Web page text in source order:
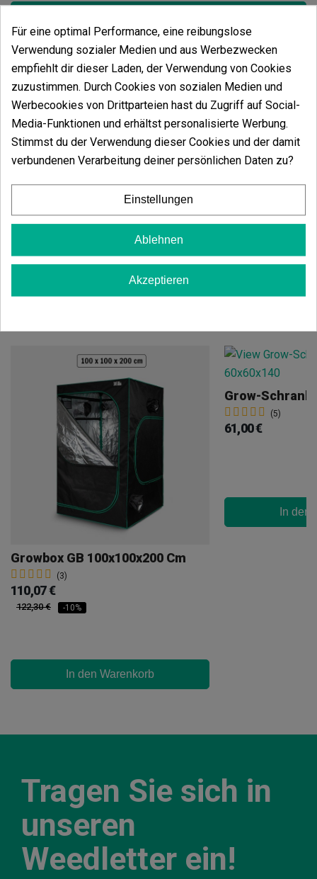
Meinungen vonArmario de cultivo
Dark Box 240x120x220cm
Es gibt keine Bewertungen in deiner Sprache. Sieh dir alle
an, indem du auf ‚Kommentare in anderen Sprachen‘ klickst.
Kommentare in anderen Sprachen anzeigen
Gleiche Kategorie Produkte
Armario de cultivo Dark Box
Growbox GB 100x100x200 Cm
(3)
110,07 €
122,30 € -10%
In den Warenkorb
(5)
61,00 €
In den
Tragen Sie sich in
unseren
Weedletter ein!
Für eine optimal Performance, eine reibungslose
Verwendung sozialer Medien und aus Werbezwecken
empfiehlt dir dieser Laden, der Verwendung von Cookies
zuzustimmen. Durch Cookies von sozialen Medien und
Werbecookies von Drittparteien hast du Zugriff auf Social-
Media-Funktionen und erhältst personalisierte Werbung.
Stimmst du der Verwendung dieser Cookies und der damit
verbundenen Verarbeitung deiner persönlichen Daten zu?
Einstellungen
Ablehnen
Akzeptieren